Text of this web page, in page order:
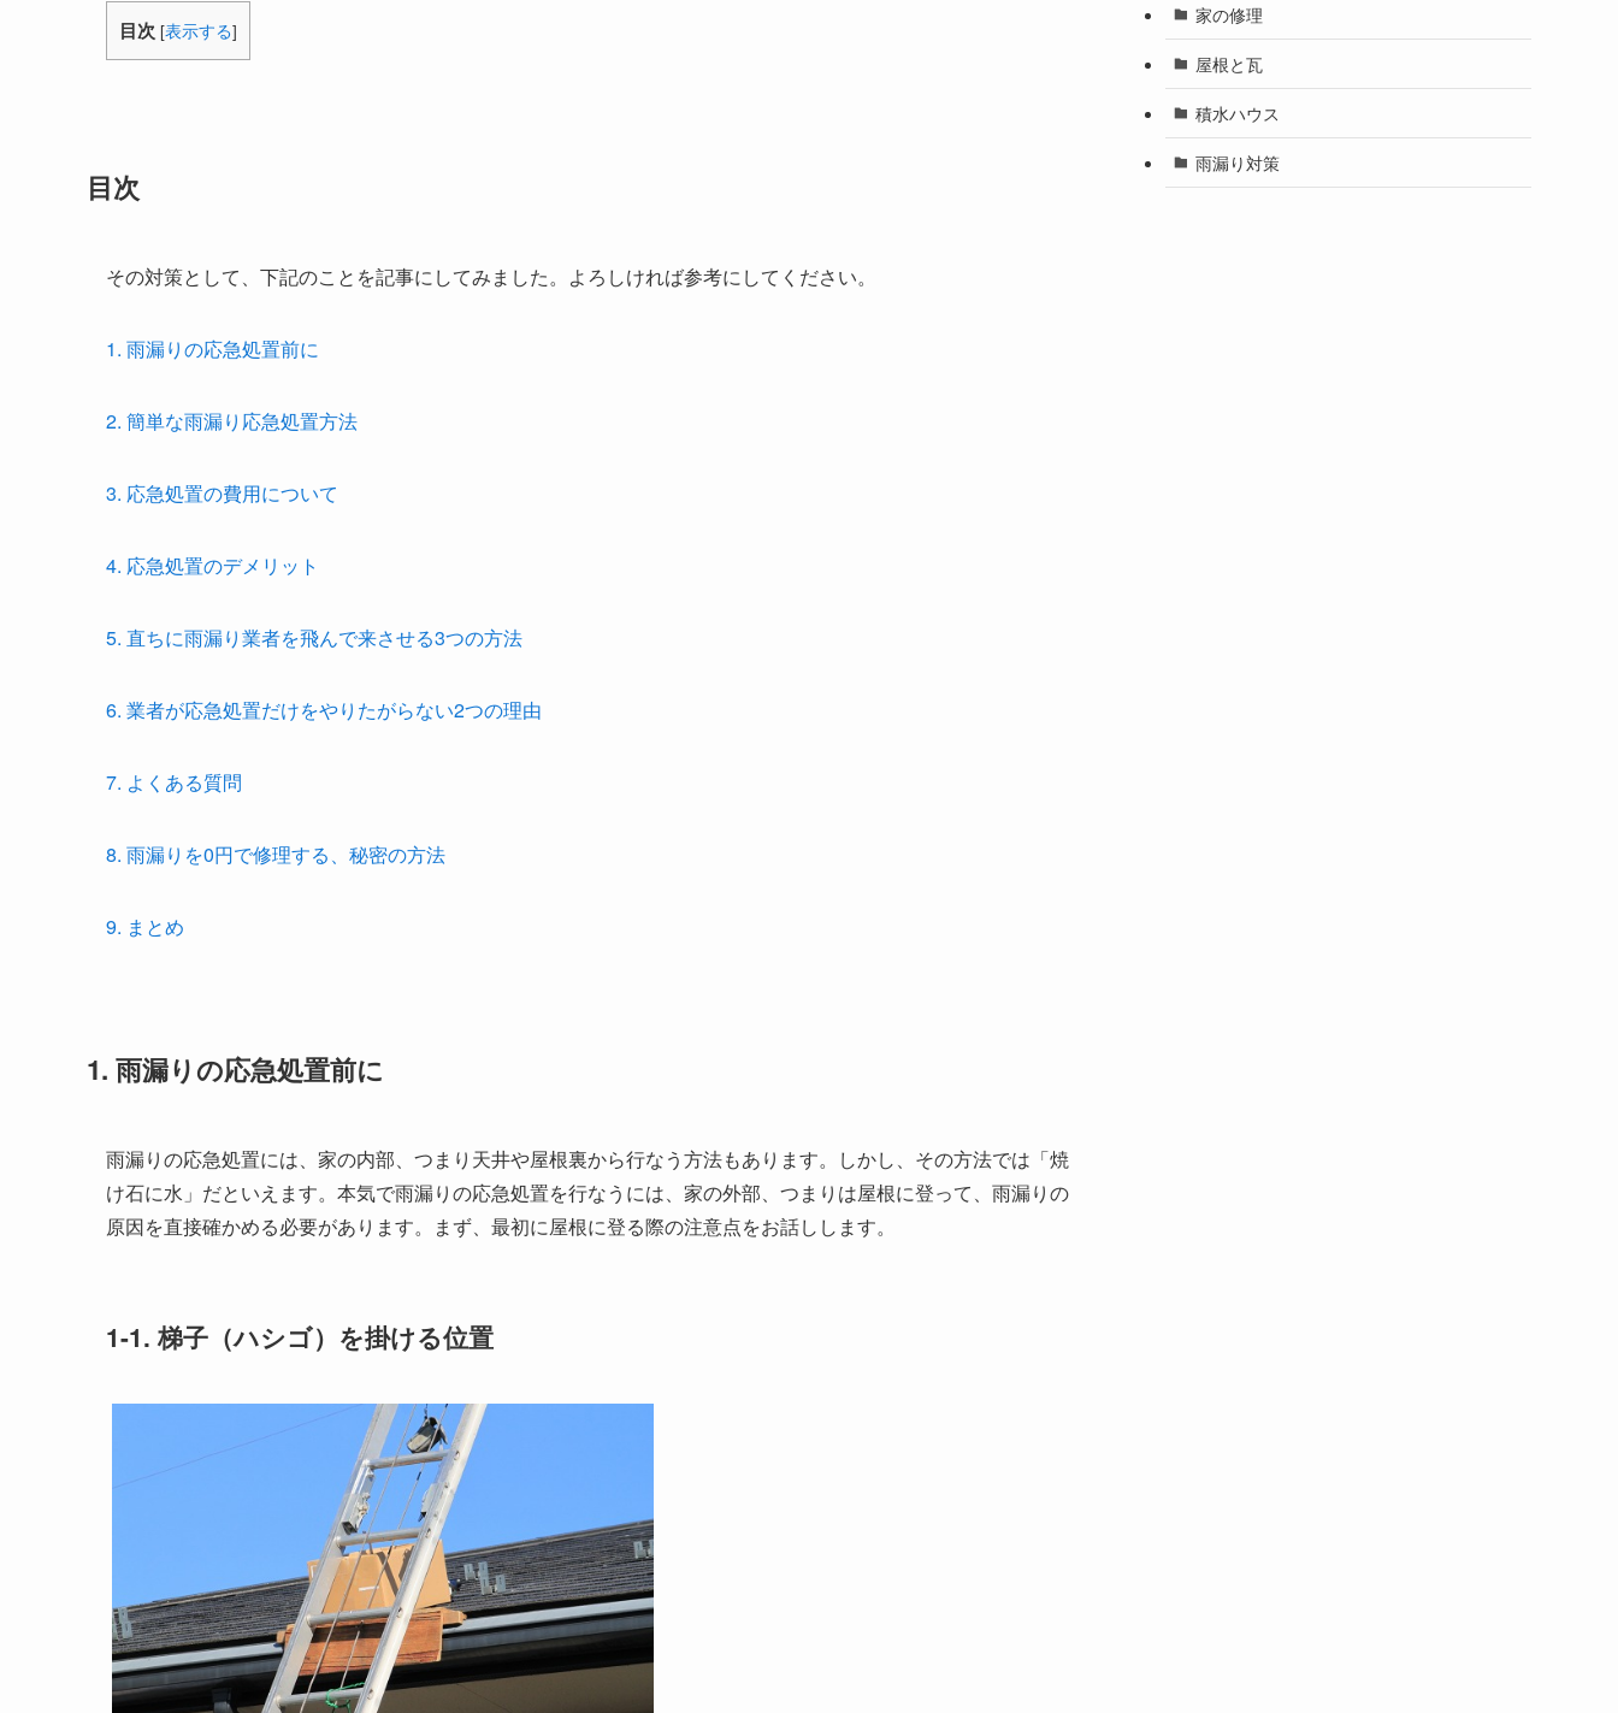
目次 [表示する]
目次
その対策として、下記のことを記事にしてみました。よろしければ参考にしてください。
1. 雨漏りの応急処置前に
2. 簡単な雨漏り応急処置方法
3. 応急処置の費用について
4. 応急処置のデメリット
5. 直ちに雨漏り業者を飛んで来させる3つの方法
6. 業者が応急処置だけをやりたがらない2つの理由
7. よくある質問
8. 雨漏りを0円で修理する、秘密の方法
9. まとめ
1. 雨漏りの応急処置前に
雨漏りの応急処置には、家の内部、つまり天井や屋根裏から行なう方法もあります。しかし、その方法では「焼
け石に水」だといえます。本気で雨漏りの応急処置を行なうには、家の外部、つまりは屋根に登って、雨漏りの
原因を直接確かめる必要があります。まず、最初に屋根に登る際の注意点をお話しします。
1-1. 梯子（ハシゴ）を掛ける位置
家の修理
屋根と瓦
積水ハウス
雨漏り対策